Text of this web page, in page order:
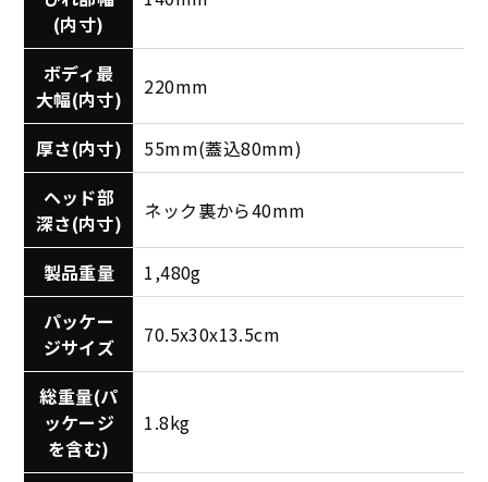
(内寸)
ボディ最
大幅(内寸)
220mm
厚さ(内寸)
55mm(蓋込80mm)
ヘッド部
深さ(内寸)
ネック裏から40mm
製品重量
1,480g
パッケー
ジサイズ
70.5x30x13.5cm
総重量(パ
ッケージ
を含む)
1.8kg